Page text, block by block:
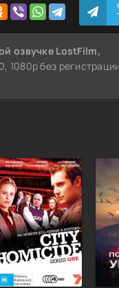
озвучке LostFilm,
1080p без